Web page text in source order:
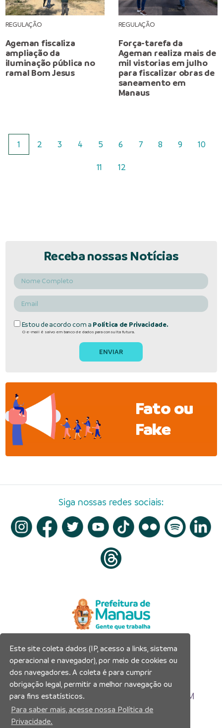
REGULAÇÃO
Ageman fiscaliza
ampliação da
iluminação pública no
ramal Bom Jesus
REGULAÇÃO
Força-tarefa da
Ageman realiza mais de
mil vistorias em julho
para fiscalizar obras de
saneamento em
Manaus
1 2 3 4 5 6 7 8 9 10
11 12
Receba nossas Notícias
Estou de acordo com a Política de Privacidade.
O e-mail é salvo em banco de dados para consulta futura.
Fato ou
Fake
Siga nossas redes sociais:
Prefeitura Municipal de Manaus
Município de Manaus
CNPJ:04.365.326.0001-73
Av. Brasil, 2971 – Compensa, Manaus-AM
CEP: 69036-110
Este site coleta dados (IP, acesso a links, sistema
operacional e navegador), por meio de cookies ou
dos navegadores. A coleta é para cumprir
obrigação legal, permitir a melhor navegação ou
para fins estatísticos.
Para saber mais, acesse nossa Política de
Privacidade.